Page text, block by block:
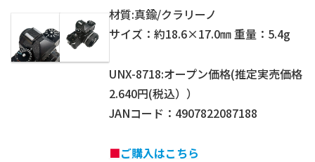
材質:真鍮/クラリーノ
サイズ：約18.6×17.0㎜ 重量：5.4g
UNX-8718:オープン価格(推定実売価格
2.640円(税込））
JANコード：4907822087188
■ご購入はこちら